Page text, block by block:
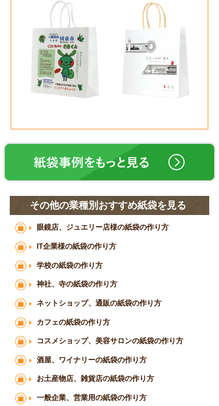
その他の業種別おすすめ紙袋を見る
眼鏡店、ジュエリー店様の紙袋の作り方
IT企業様の紙袋の作り方
学校の紙袋の作り方
神社、寺の紙袋の作り方
ネットショップ、通販の紙袋の作り方
カフェの紙袋の作り方
コスメショップ、美容サロンの紙袋の作り方
酒屋、ワイナリーの紙袋の作り方
お土産物店、雑貨店の紙袋の作り方
一般企業、営業用の紙袋の作り方